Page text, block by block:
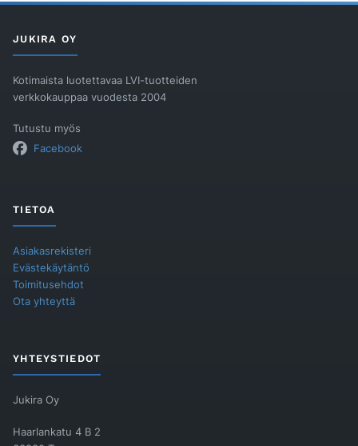
300
JUKIRA OY
Kotimaista luotettavaa LVI-tuotteiden
verkkokauppaa vuodesta 2004
Tutustu myös
Facebook
TIETOA
Asiakasrekisteri
Evästekäytäntö
Toimitusehdot
Ota yhteyttä
YHTEYSTIEDOT
Jukira Oy
Haarlankatu 4 B 2